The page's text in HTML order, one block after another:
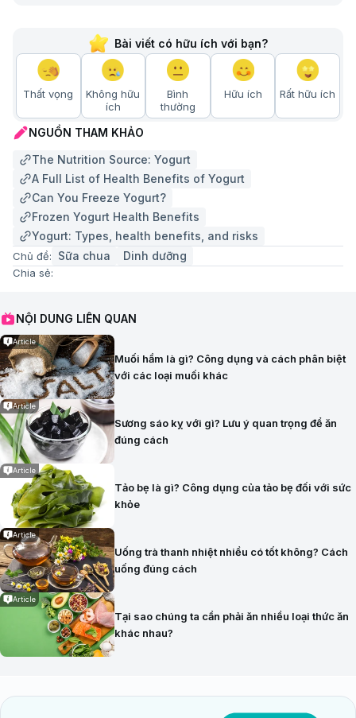
Bài viết có hữu ích với bạn?
Thất vọng
Không hữu
ích
Bình
thường
Hữu ích Rất hữu ích
NGUỒN THAM KHẢO
The Nutrition Source: Yogurt
A Full List of Health Benefits of Yogurt
Can You Freeze Yogurt?
Frozen Yogurt Health Benefits
Yogurt: Types, health benefits, and risks
Chủ đề: Sữa chua Dinh dưỡng
Chia sẻ:
NỘI DUNG LIÊN QUAN
Article
Muối hầm là gì? Công dụng và cách phân biệt
với các loại muối khác
Article
Sương sáo kỵ với gì? Lưu ý quan trọng để ăn
đúng cách
Article
Tảo bẹ là gì? Công dụng của tảo bẹ đối với sức
khỏe
Article
Uống trà thanh nhiệt nhiều có tốt không? Cách
uống đúng cách
Article
Tại sao chúng ta cần phải ăn nhiều loại thức ăn
khác nhau?